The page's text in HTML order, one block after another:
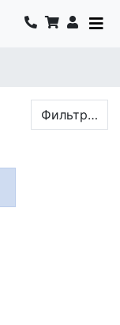
Фильтр…